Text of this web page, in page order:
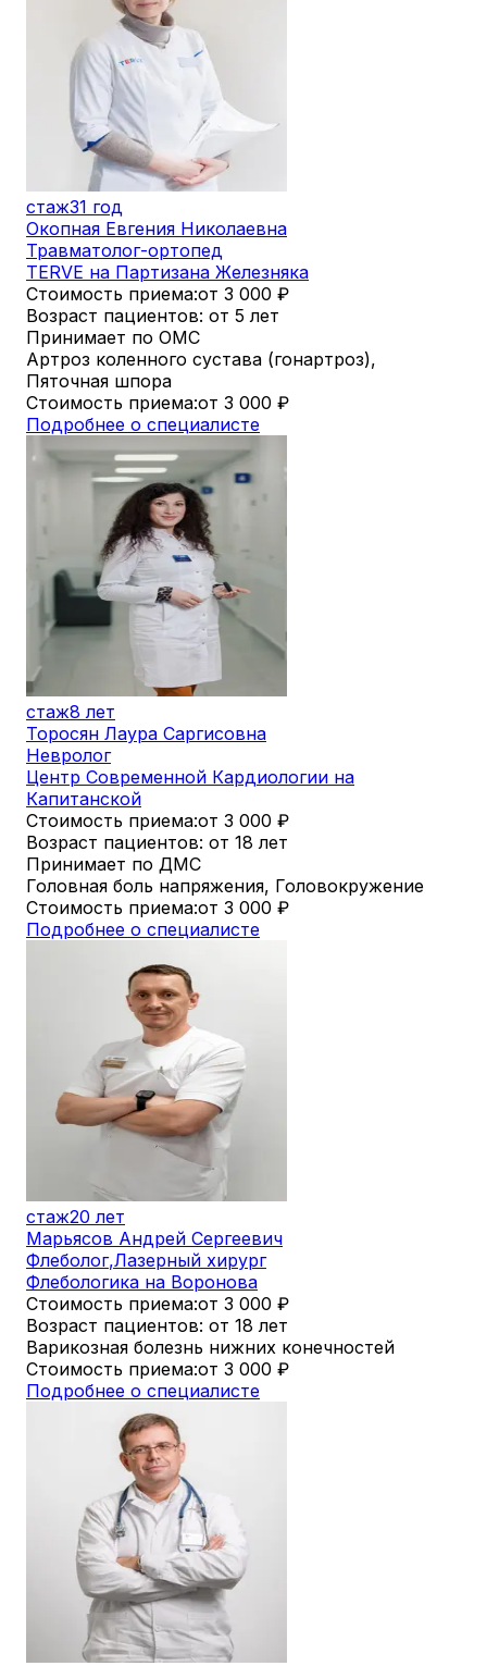
стаж31 год
Окопная Евгения Николаевна
Травматолог-ортопед
TERVE на Партизана Железняка
Стоимость приема:от 3 000 ₽
Возраст пациентов: от 5 лет
Принимает по ОМС
Артроз коленного сустава (гонартроз),
Пяточная шпора
Стоимость приема:от 3 000 ₽
Подробнее о специалисте
стаж8 лет
Торосян Лаура Саргисовна
Невролог
Центр Современной Кардиологии на
Капитанской
Стоимость приема:от 3 000 ₽
Возраст пациентов: от 18 лет
Принимает по ДМС
Головная боль напряжения, Головокружение
Стоимость приема:от 3 000 ₽
Подробнее о специалисте
стаж20 лет
Марьясов Андрей Сергеевич
Флеболог,Лазерный хирург
Флебологика на Воронова
Стоимость приема:от 3 000 ₽
Возраст пациентов: от 18 лет
Варикозная болезнь нижних конечностей
Стоимость приема:от 3 000 ₽
Подробнее о специалисте